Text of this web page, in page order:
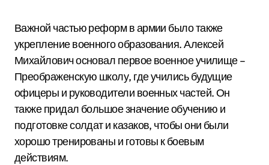
Важной частью реформ в армии было также
укрепление военного образования. Алексей
Михайлович основал первое военное училище –
Преображенскую школу, где учились будущие
офицеры и руководители военных частей. Он
также придал большое значение обучению и
подготовке солдат и казаков, чтобы они были
хорошо тренированы и готовы к боевым
действиям.